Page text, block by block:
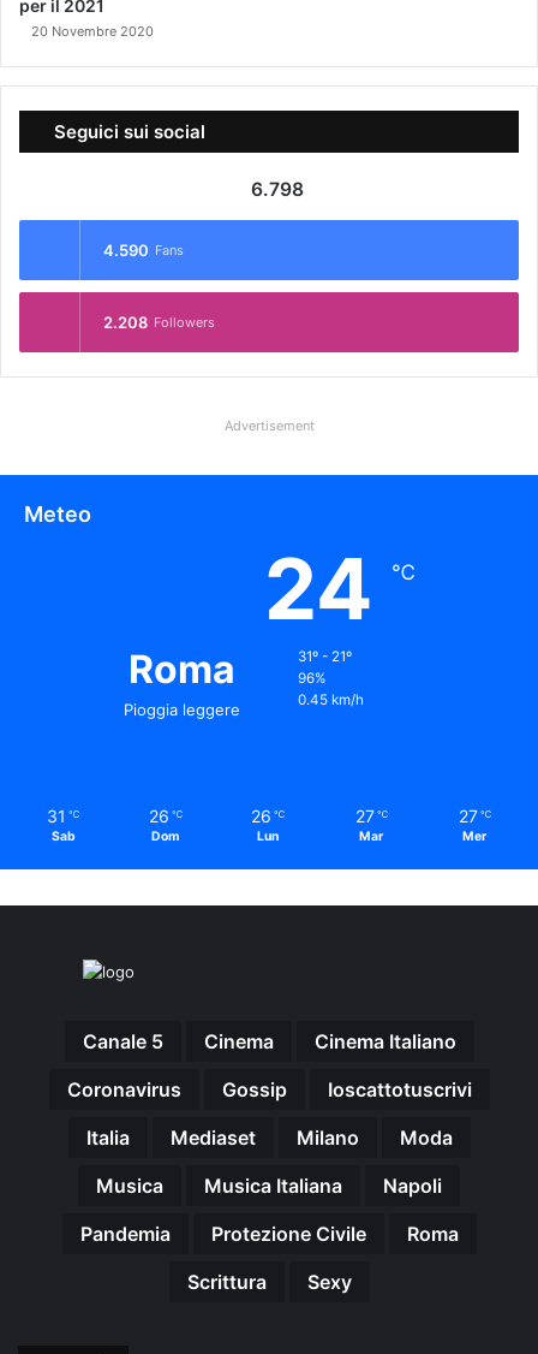
per il 2021
20 Novembre 2020
Seguici sui social
6.798
4.590 Fans
2.208 Followers
Advertisement
Meteo
Roma
Pioggia leggere
24 ℃
31º - 21º
96%
0.45 km/h
31 ℃
Sab
26 ℃
Dom
26 ℃
Lun
27 ℃
Mar
27 ℃
Mer
Canale 5 Cinema
Cinema Italiano
Coronavirus
Gossip
Ioscattotuscrivi
Italia
Mediaset Milano
Moda
Musica
Musica Italiana
Napoli
Pandemia
Protezione Civile
Roma
Scrittura
Sexy